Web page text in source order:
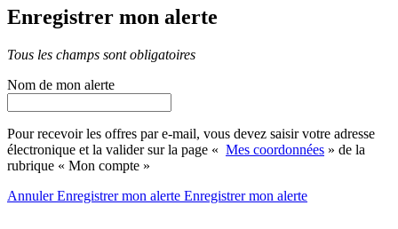
Enregistrer mon alerte
Tous les champs sont obligatoires
Nom de mon alerte
Pour recevoir les offres par e-mail, vous devez saisir votre adresse
électronique et la valider sur la page « Mes coordonnées » de la
rubrique « Mon compte »
AnnulerEnregistrer mon alerte Enregistrermon alerte